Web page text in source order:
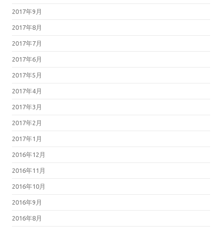
2017年9月
2017年8月
2017年7月
2017年6月
2017年5月
2017年4月
2017年3月
2017年2月
2017年1月
2016年12月
2016年11月
2016年10月
2016年9月
2016年8月